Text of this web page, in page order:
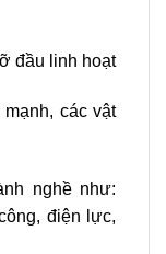
đầu linh hoạt
các vật
nghề như:
điện lực,